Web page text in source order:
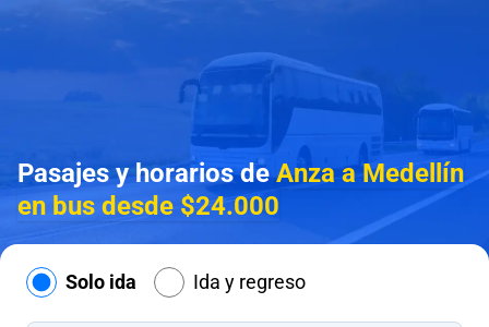
Pasajes y horarios deAnza a Medellín
en bus desde $24.000
Solo ida Ida y regreso